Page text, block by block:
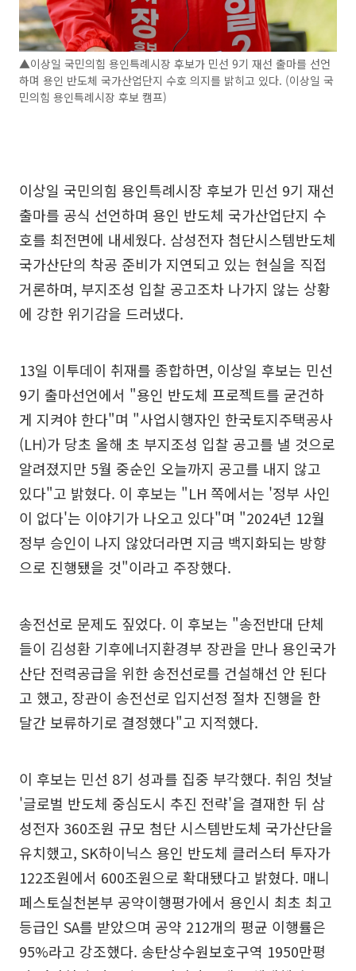
▲이상일 국민의힘 용인특례시장 후보가 민선 9기 재선 출마를 선언
하며 용인 반도체 국가산업단지 수호 의지를 밝히고 있다. (이상일 국
민의힘 용인특례시장 후보 캠프)
이상일 국민의힘 용인특례시장 후보가 민선 9기 재선
출마를 공식 선언하며 용인 반도체 국가산업단지 수
호를 최전면에 내세웠다. 삼성전자 첨단시스템반도체
국가산단의 착공 준비가 지연되고 있는 현실을 직접
거론하며, 부지조성 입찰 공고조차 나가지 않는 상황
에 강한 위기감을 드러냈다.
13일 이투데이 취재를 종합하면, 이상일 후보는 민선
9기 출마선언에서 "용인 반도체 프로젝트를 굳건하
게 지켜야 한다"며 "사업시행자인 한국토지주택공사
(LH)가 당초 올해 초 부지조성 입찰 공고를 낼 것으로
알려졌지만 5월 중순인 오늘까지 공고를 내지 않고
있다"고 밝혔다. 이 후보는 "LH 쪽에서는 '정부 사인
이 없다'는 이야기가 나오고 있다"며 "2024년 12월
정부 승인이 나지 않았더라면 지금 백지화되는 방향
으로 진행됐을 것"이라고 주장했다.
송전선로 문제도 짚었다. 이 후보는 "송전반대 단체
들이 김성환 기후에너지환경부 장관을 만나 용인국가
산단 전력공급을 위한 송전선로를 건설해선 안 된다
고 했고, 장관이 송전선로 입지선정 절차 진행을 한
달간 보류하기로 결정했다"고 지적했다.
이 후보는 민선 8기 성과를 집중 부각했다. 취임 첫날
'글로벌 반도체 중심도시 추진 전략'을 결재한 뒤 삼
성전자 360조원 규모 첨단 시스템반도체 국가산단을
유치했고, SK하이닉스 용인 반도체 클러스터 투자가
122조원에서 600조원으로 확대됐다고 밝혔다. 매니
페스토실천본부 공약이행평가에서 용인시 최초 최고
등급인 SA를 받았으며 공약 212개의 평균 이행률은
95%라고 강조했다. 송탄상수원보호구역 1950만평